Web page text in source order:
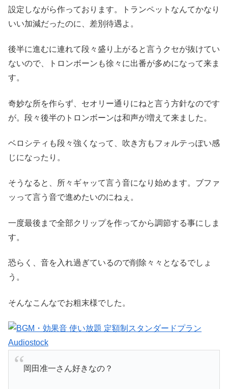
設定しながら作っております。トランペットなんてかなり
いい加減だったのに、差別待遇よ。
後半に進むに連れて段々盛り上がると言うクセが抜けてい
ないので、トロンボーンも徐々に出番が多めになって来ま
す。
奇妙な所を作らず、セオリー通りにねと言う方針なのです
が。段々後半のトロンボーンは和声が増えて来ました。
ベロシティも段々強くなって、吹き方もフォルテっぽい感
じになったり。
そうなると、所々ギャッて言う音になり始めます。ブファ
ッって言う音で進めたいのにねぇ。
一度最後まで全部クリップを作ってから調節する事にしま
す。
恐らく、音を入れ過ぎているので削除々々となるでしょ
う。
そんなこんなでお粗末様でした。
岡田准一さん好きなの？